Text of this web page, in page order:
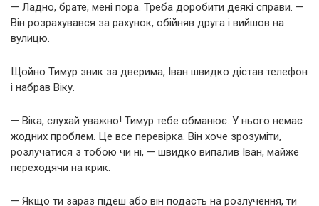
— Ладно, брате, мені пора. Треба доробити деякі справи. —
Він розрахувався за рахунок, обійняв друга і вийшов на
вулицю.
Щойно Тимур зник за дверима, Іван швидко дістав телефон
і набрав Віку.
— Віка, слухай уважно! Тимур тебе обманює. У нього немає
жодних проблем. Це все перевірка. Він хоче зрозуміти,
розлучатися з тобою чи ні, — швидко випалив Іван, майже
переходячи на крик.
— Якщо ти зараз підеш або він подасть на розлучення, ти